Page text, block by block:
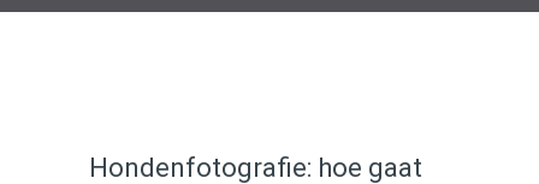
Hondenfotografie: hoe gaat